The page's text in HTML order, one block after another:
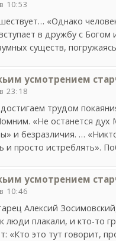
10:53
«Однако
в дружбу с Богом
существ,
усмотрением
23:18
трудом
«Не останется дух
и безразличия. …
и просто истреблять».
усмотрением
10:46
Алексий
люди плакали, и кто-то
«Кто это тут говорит,